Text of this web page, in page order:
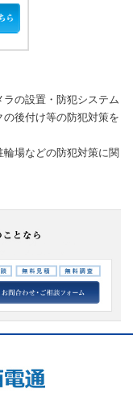
の設置・防犯システム
後付け等の防犯対策を
場などの防犯対策に関